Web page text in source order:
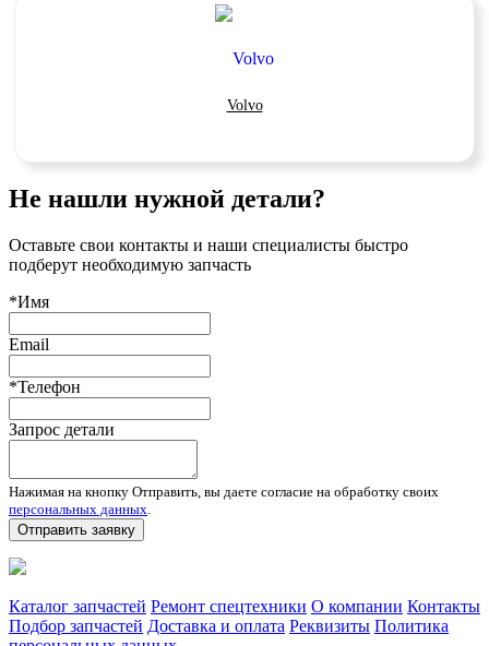
Volvo
Не нашли нужной детали?
Оставьте свои контакты и наши специалисты быстро
подберут необходимую запчасть
*Имя
Email
*Телефон
Запрос детали
Нажимая на кнопку Отправить, вы даете согласие на обработку своих
персональных данных.
Отправить заявку
Каталог запчастей Ремонт спецтехники О компании Контакты
Подбор запчастей Доставка и оплата Реквизиты Политика